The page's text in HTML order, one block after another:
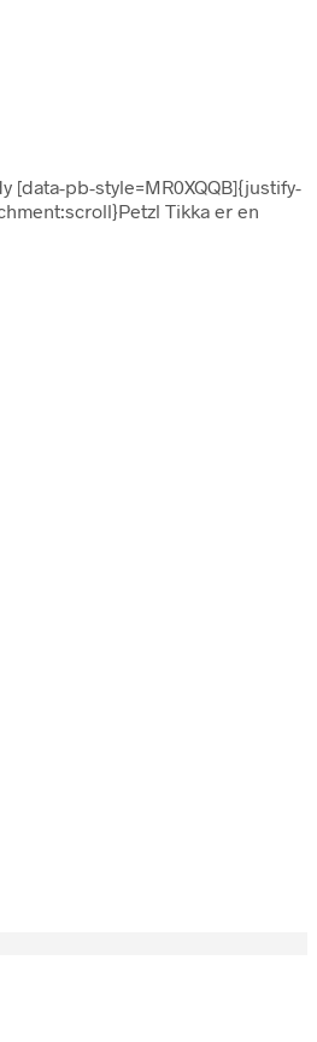
[data-pb-style=MR0XQQB]{justify-
Tikka er en